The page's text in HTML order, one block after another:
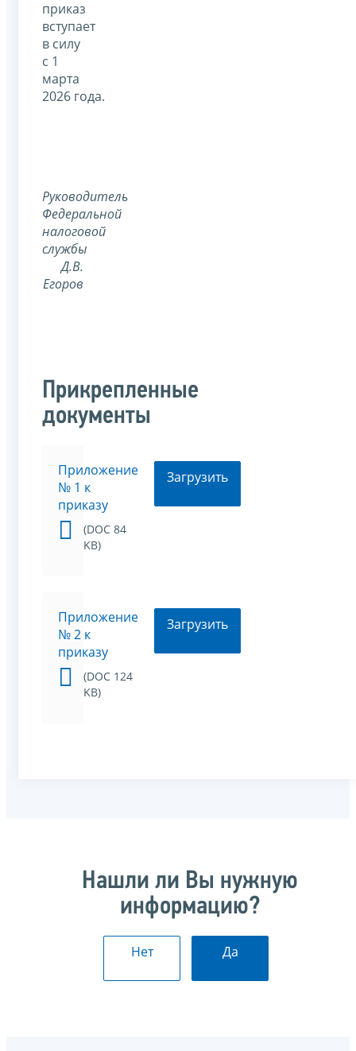
приказ
вступает
в силу
с 1
марта
2026 года.
Руководитель
Федеральной
налоговой
службы
Д.В.
Егоров
Прикрепленные
документы
Приложение
№ 1 к
приказу
(DOC 84
KB)
Загрузить
Приложение
№ 2 к
приказу
(DOC 124
KB)
Загрузить
Нашли ли Вы нужную
информацию?
Нет Да